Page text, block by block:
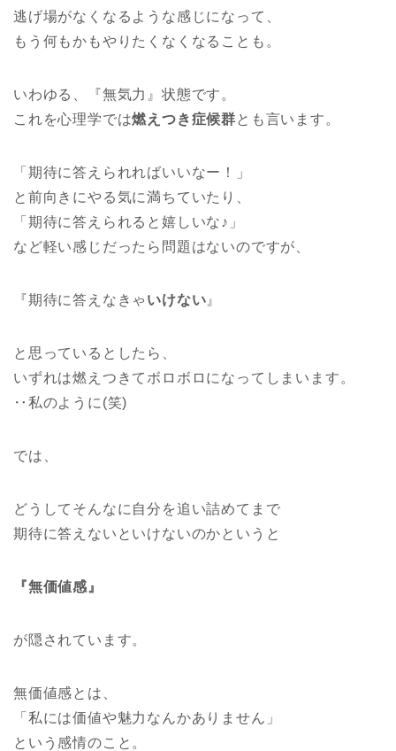
逃げ場がなくなるような感じになって、
もう何もかもやりたくなくなることも。
いわゆる、『無気力』状態です。
これを心理学では燃えつき症候群とも言います。
「期待に答えられればいいなー！」
と前向きにやる気に満ちていたり、
「期待に答えられると嬉しいな♪」
など軽い感じだったら問題はないのですが、
『期待に答えなきゃ いけない 』
と思っているとしたら、
いずれは燃えつきてボロボロになってしまいます。
‥私のように(笑)
では、
どうしてそんなに自分を追い詰めてまで
期待に答えないといけないのかというと
『無価値感』
が隠されています。
無価値感とは、
「私には価値や魅力なんかありません」
という感情のこと。